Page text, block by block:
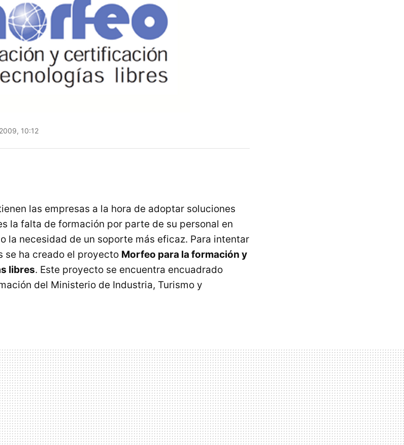
10:12
las empresas a la hora de adoptar soluciones
la falta de formación por parte de su personal en
la necesidad de un soporte más eficaz. Para intentar
se ha creado el proyecto Morfeo para la formación y
libres. Este proyecto se encuentra encuadrado
del Ministerio de Industria, Turismo y